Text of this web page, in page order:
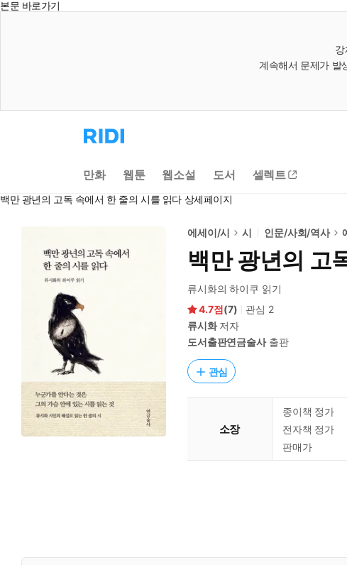
본문 바로가기
계속해서 문제가 발
리
디
으
로
동
만화 웹툰 웹소설 도서 셀렉트
백만 광년의 고독 속에서 한 줄의 시를 읽다 상세페이지
에세이/시 시 인문/사회/역사
백만 광년의 고
류시화의 하이쿠 읽기
4.7
(7) 관심 2
류시화저자
도서출판연금술사출판
관심
소장
종이책 정가
전자책 정가
판매가